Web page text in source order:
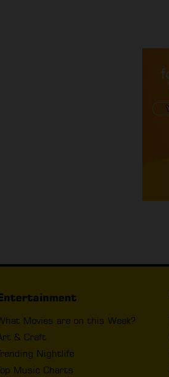
Movies are on this Week?
& Craft
Nightlife
Music Charts